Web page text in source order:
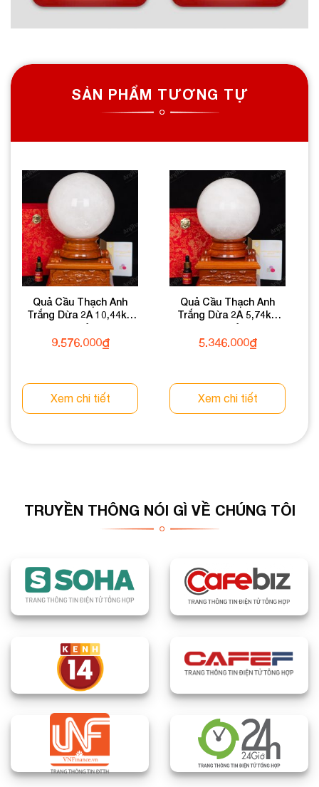
SẢN PHẨM TƯƠNG TỰ
Quả Cầu Thạch Anh
Trắng Dừa 2A 10,44kg
011-0882A-10,44
9.576.000₫
Xem chi tiết
Quả Cầu Thạch Anh
Trắng Dừa 2A 5,74kg
011-0882A-5,74
5.346.000₫
Xem chi tiết
TRUYỀN THÔNG NÓI GÌ VỀ CHÚNG TÔI